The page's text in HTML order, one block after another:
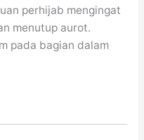
perhijab mengingat
menutup aurot.
pada bagian dalam